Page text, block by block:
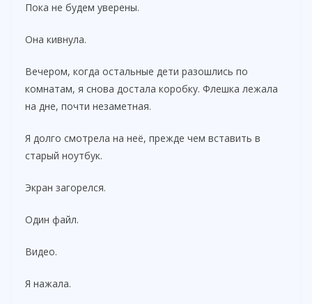
Пока не будем уверены.
Она кивнула.
Вечером, когда остальные дети разошлись по
комнатам, я снова достала коробку. Флешка лежала
на дне, почти незаметная.
Я долго смотрела на неё, прежде чем вставить в
старый ноутбук.
Экран загорелся.
Один файл.
Видео.
Я нажала.